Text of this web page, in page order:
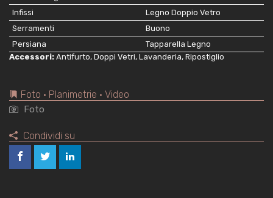
Infissi
Legno Doppio Vetro
Serramenti
Buono
Persiana
Tapparella Legno
Accessori: Antifurto, Doppi Vetri, Lavanderia, Ripostiglio
Foto • Planimetrie • Video
Foto
Condividi su